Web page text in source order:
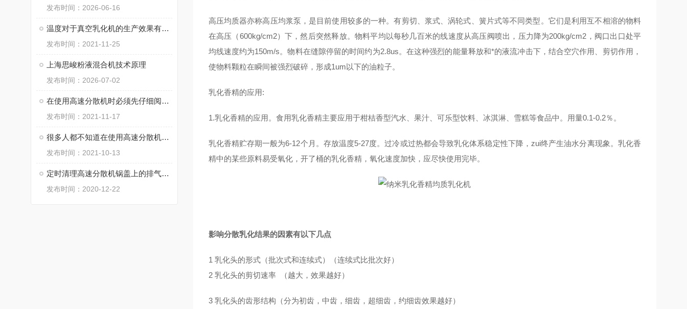
发布时间：2026-06-16
温度对于真空乳化机的生产效果有影响吗？
发布时间：2021-11-25
上海思峻粉液混合机技术原理
发布时间：2026-07-02
在使用高速分散机时必须先仔细阅读设备说明书
发布时间：2021-11-17
很多人都不知道在使用高速分散机时应避免些什么?
发布时间：2021-10-13
定时清理高速分散机锅盖上的排气过滤网布
发布时间：2020-12-22
高压均质器亦称高压均浆泵，是目前使用较多的一种。有剪切、浆式、涡轮式、簧片式等不同类型。它们是利用互不相溶的物料
在高压（600kg/cm2）下，然后突然释放。物料平均以每秒几百米的线速度从高压阀喷出，压力降为200kg/cm2，阀口出口处平
均线速度约为150m/s。物料在缝隙停留的时间约为2.8us。在这种强烈的能量释放和*的液流冲击下，结合空穴作用、剪切作用，
使物料颗粒在瞬间被强烈破碎，形成1um以下的油粒子。
乳化香精的应用:
1.乳化香精的应用。食用乳化香精主要应用于柑桔香型汽水、果汁、可乐型饮料、冰淇淋、雪糕等食品中。用量0.1-0.2％。
乳化香精贮存期一般为6-12个月。存放温度5-27度。过冷或过热都会导致乳化体系稳定性下降，zui终产生油水分离现象。乳化香
精中的某些原料易受氧化，开了桶的乳化香精，氧化速度加快，应尽快使用完毕。
影响分散乳化结果的因素有以下几点
1 乳化头的形式（批次式和连续式）（连续式比批次好）
2 乳化头的剪切速率 （越大，效果越好）
3 乳化头的齿形结构（分为初齿，中齿，细齿，超细齿，约细齿效果越好）